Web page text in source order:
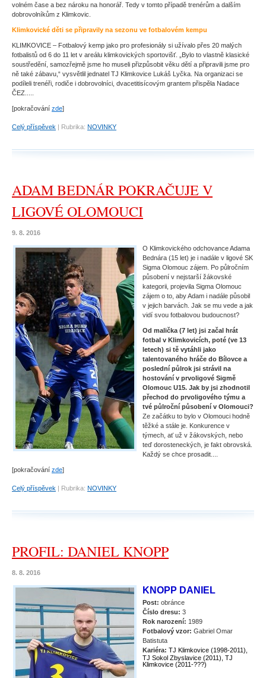
volném čase a bez nároku na honorář. Tedy v tomto případě trenérům a dalším
dobrovolníkům z Klimkovic.
Klimkovické děti se připravily na sezonu ve fotbalovém kempu
KLIMKOVICE – Fotbalový kemp jako pro profesionály si užívalo přes 20 malých
fotbalistů od 6 do 11 let v areálu klimkovických sportovišť. „Bylo to vlastně klasické
soustředění, samozřejmě jsme ho museli přizpůsobit věku dětí a připravili jsme pro
ně také zábavu,“ vysvětlil jednatel TJ Klimkovice Lukáš Lyčka. Na organizaci se
podíleli trenéři, rodiče i dobrovolníci, dvacetitisícovým grantem přispěla Nadace
ČEZ.....
[pokračování zde]
Celý příspěvek | Rubrika: NOVINKY
ADAM BEDNÁR POKRAČUJE V
LIGOVÉ OLOMOUCI
9. 8. 2016
O Klimkovického odchovance Adama
Bednára (15 let) je i nadále v ligové SK
Sigma Olomouc zájem. Po půlročním
působení v nejstarší žákovské
kategorii, projevila Sigma Olomouc
zájem o to, aby Adam i nadále působil
v jejich barvách. Jak se mu vede a jak
vidí svou fotbalovou budoucnost?
Od malička (7 let) jsi začal hrát
fotbal v Klimkovicích, poté (ve 13
letech) si tě vytáhli jako
talentovaného hráče do Bílovce a
poslední půlrok jsi strávil na
hostování v prvoligové Sigmě
Olomouc U15. Jak by jsi zhodnotil
přechod do prvoligového týmu a
tvé půlroční působení v Olomouci?
Ze začátku to bylo v Olomouci hodně
těžké a stále je. Konkurence v
týmech, ať už v žákovských, nebo
teď dorosteneckých, je fakt obrovská.
Každý se chce prosadit....
[pokračování zde]
Celý příspěvek | Rubrika: NOVINKY
PROFIL: DANIEL KNOPP
8. 8. 2016
KNOPP DANIEL
Post: obránce
Číslo dresu: 3
Rok narození: 1989
Fotbalový vzor: Gabriel Omar
Batistuta
Kariéra: TJ Klimkovice (1998-2011),
TJ Sokol Zbyslavice (2011), TJ
Klimkovice (2011-???)